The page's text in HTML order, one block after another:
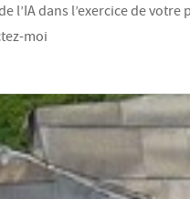
l’IA dans l’exercice de votre
moi